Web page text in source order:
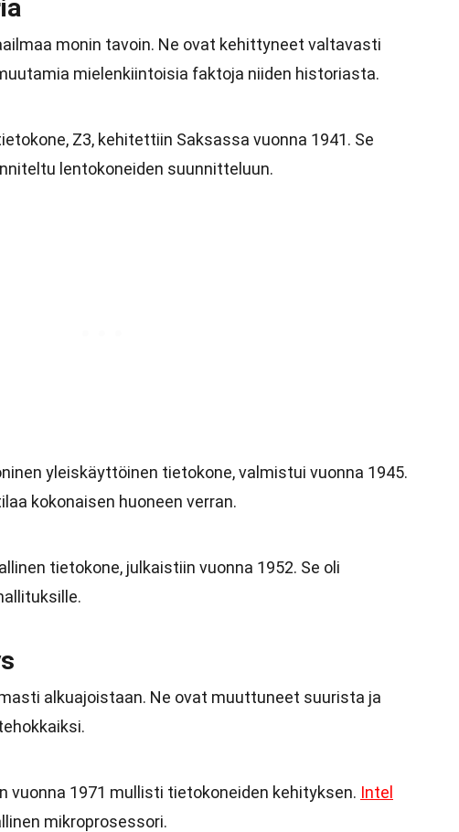
monin tavoin. Ne ovat kehittyneet valtavasti
mielenkiintoisia faktoja niiden historiasta.
Z3, kehitettiin Saksassa vuonna 1941. Se
lentokoneiden suunnitteluun.
yleiskäyttöinen tietokone, valmistui vuonna 1945.
kokonaisen huoneen verran.
tietokone, julkaistiin vuonna 1952. Se oli
alkuajoistaan. Ne ovat muuttuneet suurista ja
vuonna 1971 mullisti tietokoneiden kehityksen. Intel
mikroprosessori.